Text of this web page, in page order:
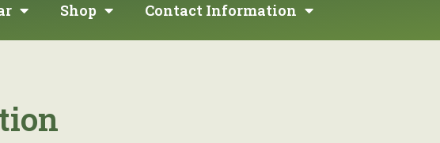
Shop Contact Information